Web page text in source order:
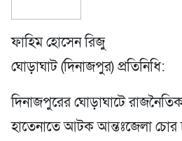
ফাহিম হোসেন রিজু
ঘোড়াঘাট (দিনাজপুর) প্রতিনিধি:
দিনাজপুরের ঘোড়াঘাটে
হাতেনাতে আটক আন্তঃজেলা চোর